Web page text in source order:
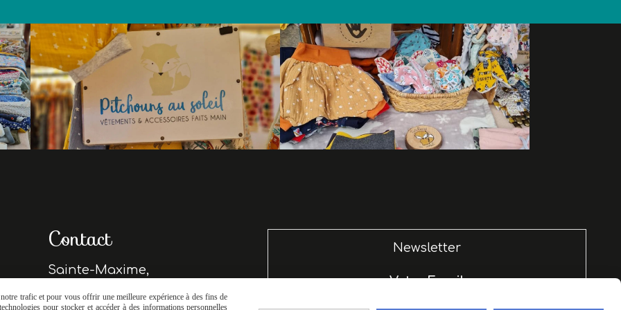
Contact
Sainte-Maxime,
Newsletter
Votre Email
trafic et pour vous offrir une meilleure expérience à des fins de
pour stocker et accéder à des informations personnelles